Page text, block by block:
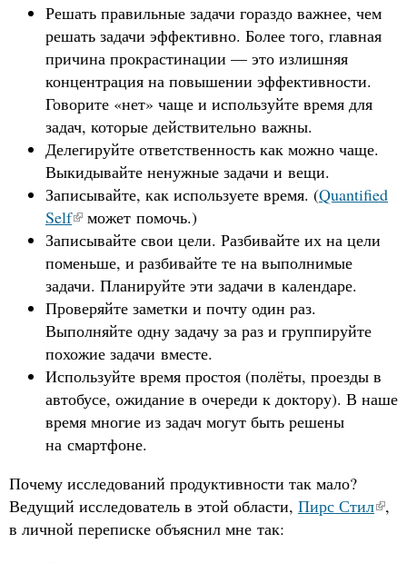
Решать правильные задачи гораздо важнее, чем
решать задачи эффективно. Более того, главная
причина прокрастинации — это излишняя
концентрация на повышении эффективности.
Говорите «нет» чаще и используйте время для
задач, которые действительно важны.
Делегируйте ответственность как можно чаще.
Выкидывайте ненужные задачи и вещи.
Записывайте, как используете время. (Quantified
Self
может помочь.)
Записывайте свои цели. Разбивайте их на цели
поменьше, и разбивайте те на выполнимые
задачи. Планируйте эти задачи в календаре.
Проверяйте заметки и почту один раз.
Выполняйте одну задачу за раз и группируйте
похожие задачи вместе.
Используйте время простоя (полёты, проезды в
автобусе, ожидание в очереди к доктору). В наше
время многие из задач могут быть решены
на смартфоне.
Почему исследований продуктивности так мало?
Ведущий исследователь в этой области, Пирс Стил ,
в личной переписке объяснил мне так: